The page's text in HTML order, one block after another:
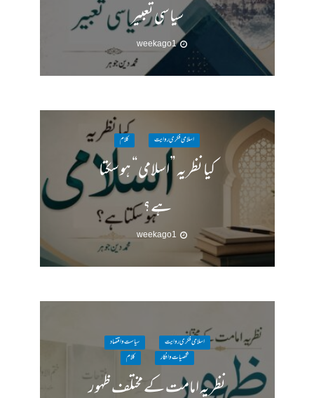
سیاسی تعبیر
1 week ago
اسلامی فکری روایت کلام
کیا نظریہ ”اسلامی“ ہو سکتا
ہے؟
1 week ago
اسلامی فکری روایت
سیاست واقتصاد
شخصیات وافکار
کلام
نظریہ امامت کے مختلف ظہور